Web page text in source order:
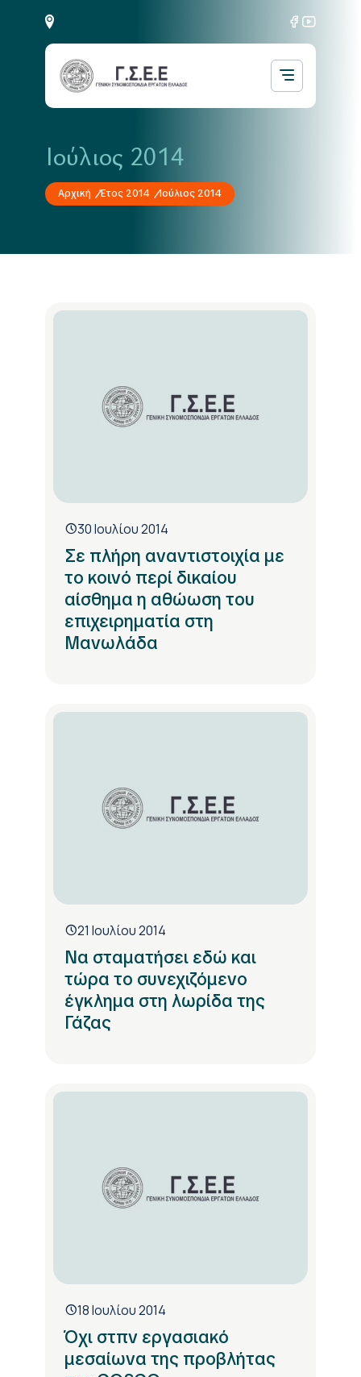
Ιούλιος 2014
Αρχική Έτος 2014 Ιούλιος 2014
30 Ιουλίου 2014
Σε πλήρη αναντιστοιχία με
το κοινό περί δικαίου
αίσθημα η αθώωση του
επιχειρηματία στη
Μανωλάδα
21 Ιουλίου 2014
Να σταματήσει εδώ και
τώρα το συνεχιζόμενο
έγκλημα στη λωρίδα της
Γάζας
18 Ιουλίου 2014
Όχι στπν εργασιακό
μεσαίωνα της προβλήτας